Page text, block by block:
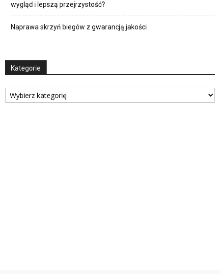
wygląd i lepszą przejrzystość?
Naprawa skrzyń biegów z gwarancją jakości
Kategorie
Kategorie